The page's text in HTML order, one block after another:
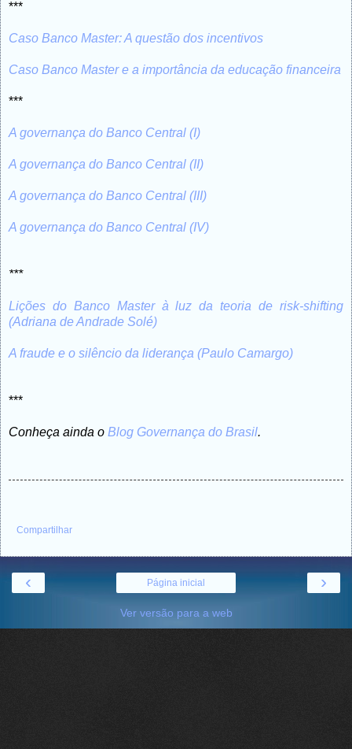
***
Caso Banco Master: A questão dos incentivos
Caso Banco Master e a importância da educação financeira
***
A governança do Banco Central (I)
A governança do Banco Central (II)
A governança do Banco Central (III)
A governança do Banco Central (IV)
***
Lições do Banco Master à luz da teoria de risk-shifting
(Adriana de Andrade Solé)
A fraude e o silêncio da liderança (Paulo Camargo)
***
Conheça ainda o Blog Governança do Brasil.
Compartilhar
‹ ›
Página inicial
Ver versão para a web